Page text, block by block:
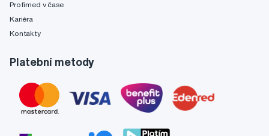
Profimed v čase
Kariéra
Kontakty
Platební metody